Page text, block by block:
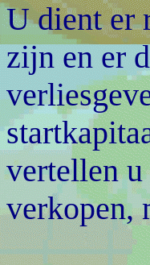
U dient er
zijn en er
vertellen
verkopen,